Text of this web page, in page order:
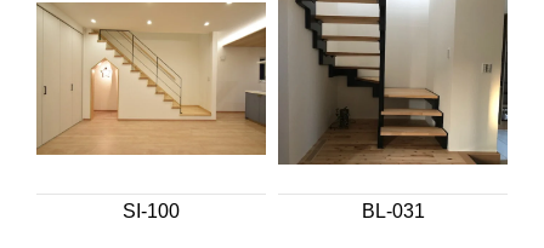
SI-100 BL-031